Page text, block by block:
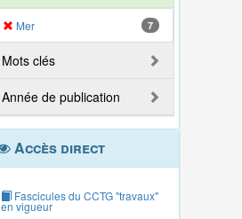
Mer 7
Mots clés
Année de publication
Accès direct
Fascicules du CCTG "travaux"
en vigueur